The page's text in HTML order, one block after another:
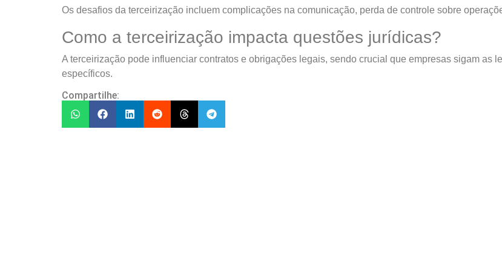
Os desafios da terceirização incluem complicações na comunicação, perda de controle sobre
Como a terceirização impacta questões jurídicas?
A terceirização pode influenciar contratos e obrigações legais, sendo crucial que empresas sigam as
específicos.
Compartilhe: